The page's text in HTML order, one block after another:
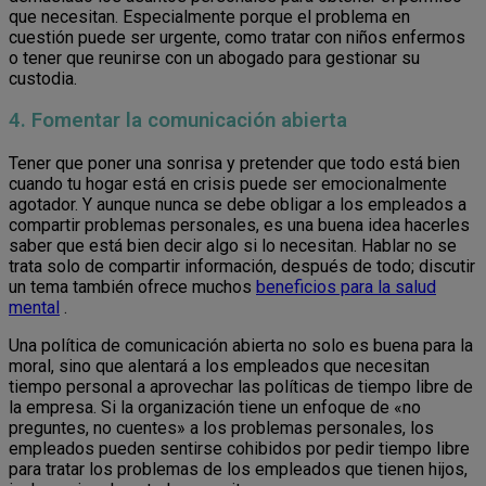
que necesitan. Especialmente porque el problema en
cuestión puede ser urgente, como tratar con niños enfermos
o tener que reunirse con un abogado para gestionar su
custodia.
4. Fomentar la comunicación abierta
Tener que poner una sonrisa y pretender que todo está bien
cuando tu hogar está en crisis puede ser emocionalmente
agotador. Y aunque nunca se debe obligar a los empleados a
compartir problemas personales, es una buena idea hacerles
saber que está bien decir algo si lo necesitan. Hablar no se
trata solo de compartir información, después de todo; discutir
un tema también ofrece muchos beneficios para la salud
mental .
Una política de comunicación abierta no solo es buena para la
moral, sino que alentará a los empleados que necesitan
tiempo personal a aprovechar las políticas de tiempo libre de
la empresa. Si la organización tiene un enfoque de «no
preguntes, no cuentes» a los problemas personales, los
empleados pueden sentirse cohibidos por pedir tiempo libre
para tratar los problemas de los empleados que tienen hijos,